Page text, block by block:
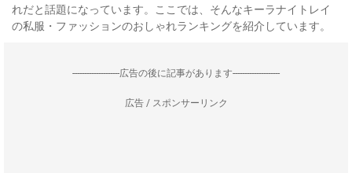
れだと話題になっています。ここでは、そんなキーラナイトレイ
の私服・ファッションのおしゃれランキングを紹介しています。
--------------------広告の後に記事があります--------------------
広告 / スポンサーリンク